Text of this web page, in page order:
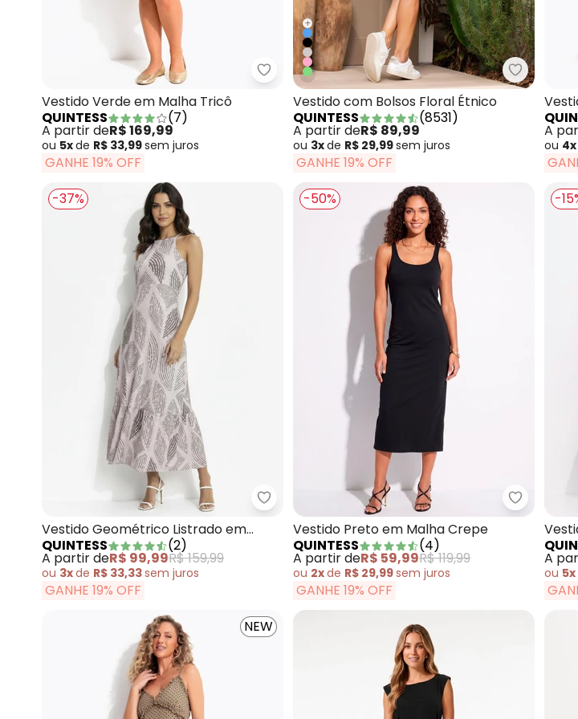
Quintess - Vestido Verde em Malha Tricô
Vestido Verde em Malha Tricô
QUINTESS
(7)
A partir deR$ 169,99
ou 5xde R$ 33,99sem juros
GANHE 19% OFF
+
Quintess
Vestido com Bolsos Floral Étnico
QUINTESS
(8531)
A partir deR$ 89,99
ou 3xde R$ 29,99sem juros
GANHE 19% OFF
A
ou 4x
-37%
Quintess - Vestido Geométrico Listrado em
Vestido Geométrico Listrado em
Canelado
QUINTESS (2)
A partir deR$ 99,99R$ 159,99
ou 3xde R$ 33,33sem juros
GANHE 19% OFF
-50%
Quintess
Vestido Preto em Malha Crepe
QUINTESS
(4)
A partir deR$ 59,99R$ 119,99
ou 2xde R$ 29,99sem juros
GANHE 19% OFF
-
A
ou 5x
NEW